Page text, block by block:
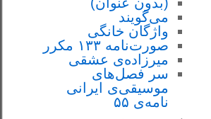
می‌گویند
واژگان خانگی
صورت‌نامه ۱۳۳ مکرر
میرزاده‌ی عشقی
سر فصل‌هاى
موسيقى‌ی ايرانى
نامه‌ی ۵۵